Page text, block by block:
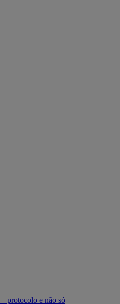
protocolo e não só